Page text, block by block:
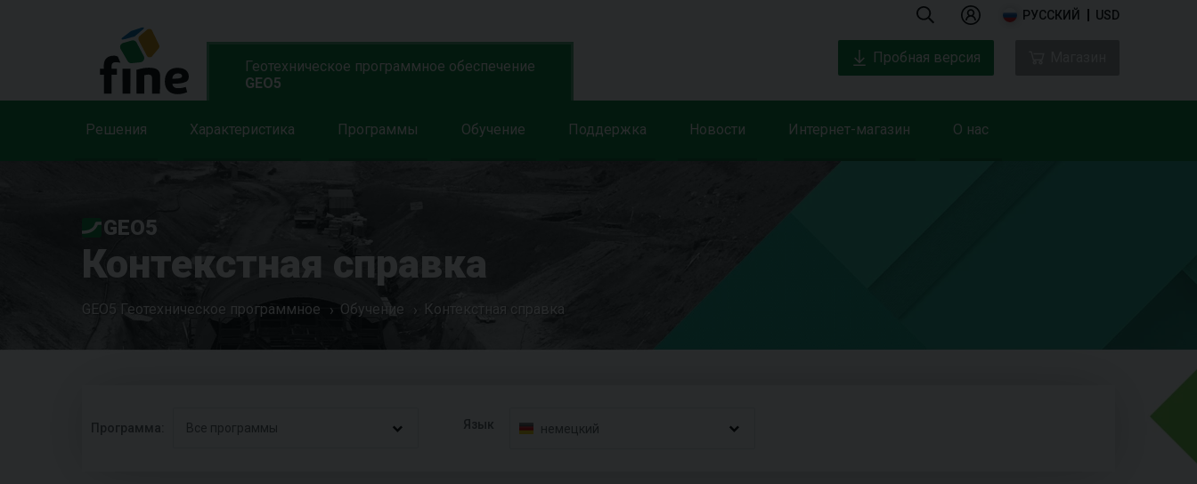
РУССКИЙ USD
Геотехническое программное обеспечение
GEO5
Решения Характеристика Программы Обучение Поддержка Новости Интернет-магазин О нас
Пробная версия
GEO5
Контекстная справка
GEO5 Геотехническое программное Обучение Контекстная справка
Программа: Все программы Язык немецкий